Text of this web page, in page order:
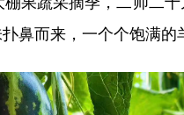
鼻而来，一个个饱满